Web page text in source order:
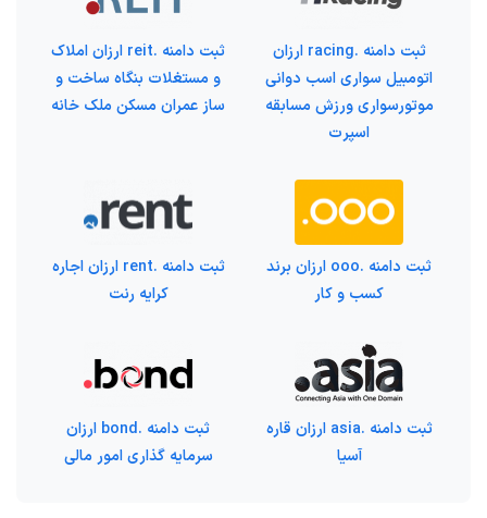
ثبت دامنه .racing ارزان
اتومبیل سواری اسب دوانی
موتورسواری ورزش مسابقه
اسپرت
ثبت دامنه .reit ارزان املاک
و مستغلات بنگاه ساخت و
ساز عمران مسکن ملک خانه
ثبت دامنه .ooo ارزان برند
کسب و کار
ثبت دامنه .rent ارزان اجاره
کرایه رنت
ثبت دامنه .asia ارزان قاره
آسیا
ثبت دامنه .bond ارزان
سرمایه گذاری امور مالی